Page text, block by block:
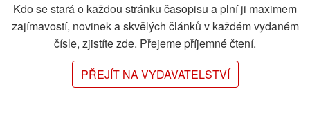
Kdo se stará o každou stránku časopisu a plní ji maximem
zajímavostí, novinek a skvělých článků v každém vydaném
čísle, zjistíte zde. Přejeme příjemné čtení.
PŘEJÍT NA VYDAVATELSTVÍ